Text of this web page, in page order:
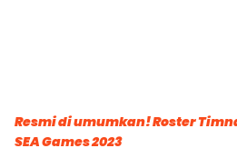
Resmi di umumkan! Roster
SEA Games 2023